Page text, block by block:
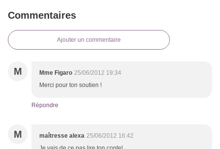
Commentaires
Ajouter un commentaire
M Mme Figaro 25/06/2012 19:34
Merci pour ton soutien !
Répondre
M maîtresse alexa 25/06/2012 16:42